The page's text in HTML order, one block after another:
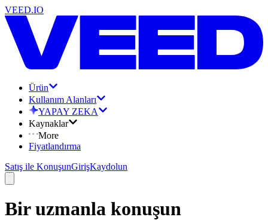
VEED.IO
Ürün
Kullanım Alanları
YAPAY ZEKA
Kaynaklar
More
Fiyatlandırma
Satış ile KonuşunGirişKaydolun
Bir uzmanla konuşun